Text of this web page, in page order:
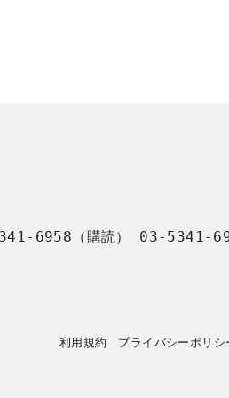
6958（購読） 03-5341-
利用規約 プライバシーポリシ